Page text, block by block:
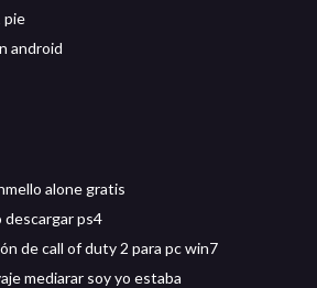
pie
android
alone gratis
descargar ps4
de call of duty 2 para pc win7
mediarar soy yo estaba